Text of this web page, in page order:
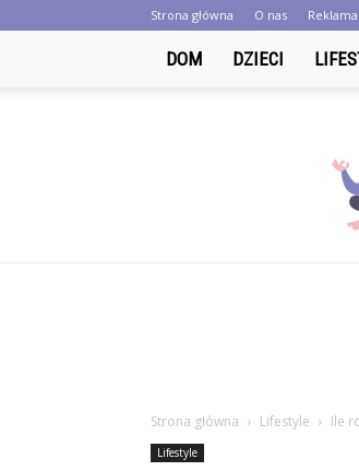
Strona główna O nas Reklama
DOM DZIECI
Strona główna Lifestyle Ile
Lifestyle